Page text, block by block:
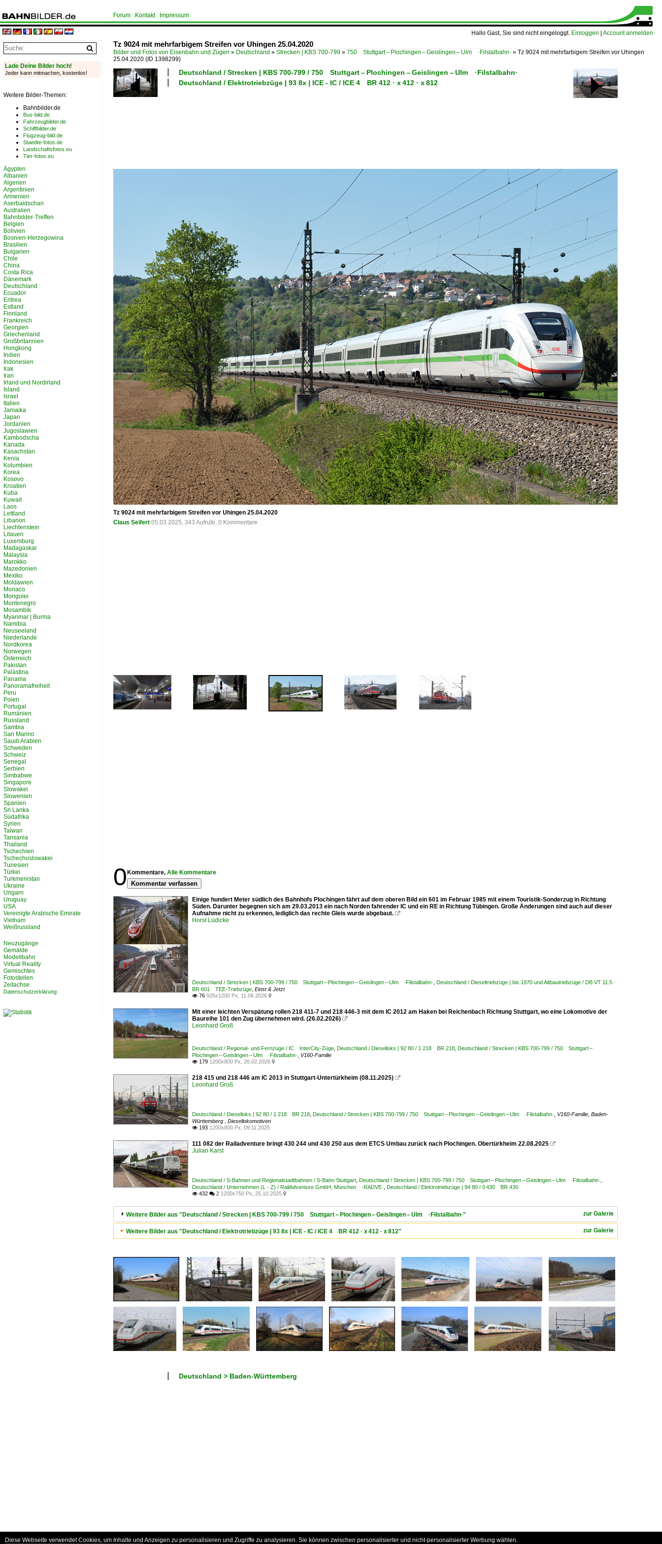
Hallo Gast, Sie sind nicht eingeloggt. Einloggen Account anmelden
Forum Kontakt Impressum
Tz 9024 mit mehrfarbigem Streifen vor Uhingen 25.04.2020
Bilder und Fotos von Eisenbahn und Zügen » Deutschland » Strecken | KBS 700-799 » 750 Stuttgart – Plochingen – Geislingen – Ulm ·Filstalbahn· » Tz 9024 mit mehrfarbigem Streifen vor Uhingen
25.04.2020 (ID 1398299)
Deutschland / Strecken | KBS 700-799 / 750 Stuttgart – Plochingen – Geislingen – Ulm ·Filstalbahn·
Deutschland / Elektrotriebzüge | 93 8x | ICE - IC / ICE 4 BR 412 · x 412 · x 812
Tz 9024 mit mehrfarbigem Streifen vor Uhingen 25.04.2020
Claus Seifert 05.03.2025, 343 Aufrufe, 0 Kommentare
0 Kommentare, Alle Kommentare
Kommentar verfassen
Einige hundert Meter südlich des Bahnhofs Plochingen fährt auf dem oberen Bild ein 601 im Februar 1985 mit einem Touristik-Sonderzug in Richtung
Süden. Darunter begegnen sich am 29.03.2013 ein nach Norden fahrender IC und ein RE in Richtung Tübingen. Große Änderungen sind auch auf dieser
Aufnahme nicht zu erkennen, lediglich das rechte Gleis wurde abgebaut. 
Horst Lüdicke
Deutschland / Strecken | KBS 700-799 / 750 Stuttgart – Plochingen – Geislingen – Ulm ·Filstalbahn· Deutschland / Dieseltriebzüge | bis 1970 und Altbautriebzüge / DB VT 11.5 ·
BR 601 TEE-Triebzüge Einst & Jetzt
 76 926x1200 Px, 11.06.2026 
Mit einer leichten Verspätung rollen 218 411-7 und 218 446-3 mit dem IC 2012 am Haken bei Reichenbach Richtung Stuttgart, wo eine Lokomotive der
Baureihe 101 den Zug übernehmen wird. (26.02.2026) 
Leonhard Groß
Deutschland / Regional- und Fernzüge / IC InterCity-Züge Deutschland / Dieselloks | 92 80 / 1 218 BR 218 Deutschland / Strecken | KBS 700-799 / 750 Stuttgart –
Plochingen – Geislingen – Ulm ·Filstalbahn·
V160-Familie
 179 1200x800 Px, 26.02.2026 
218 415 und 218 446 am IC 2013 in Stuttgart-Untertürkheim (08.11.2025) 
Leonhard Groß
Deutschland / Dieselloks | 92 80 / 1 218 BR 218 Deutschland / Strecken | KBS 700-799 / 750 Stuttgart – Plochingen – Geislingen – Ulm ·Filstalbahn· V160-Familie Baden-
Württemberg
Diesellokomotiven
 193 1200x800 Px, 09.11.2025
111 082 der Railadventure bringt 430 244 und 430 250 aus dem ETCS Umbau zurück nach Plochingen. Obertürkheim 22.08.2025 
Julian Karst
Deutschland / S-Bahnen und Regionalstadtbahnen / S-Bahn Stuttgart Deutschland / Strecken | KBS 700-799 / 750 Stuttgart – Plochingen – Geislingen – Ulm ·Filstalbahn·
Deutschland / Unternehmen (L - Z) / RailAdventure GmbH, München ·RADVE· Deutschland / Elektrotriebzüge | 94 80 / 0 430 BR 430
 432  2 1200x750 Px, 25.10.2025 
zur Galerie
Weitere Bilder aus "Deutschland / Strecken | KBS 700-799 / 750 Stuttgart – Plochingen – Geislingen – Ulm ·Filstalbahn·"
zur Galerie
Weitere Bilder aus "Deutschland / Elektrotriebzüge | 93 8x | ICE - IC / ICE 4 BR 412 · x 412 · x 812"
Deutschland > Baden-Württemberg
Lade Deine Bilder hoch!
Jeder kann mitmachen, kostenlos!
Weitere Bilder-Themen:
Bahnbilder.de
Bus-bild.de
Fahrzeugbilder.de
Schiffbilder.de
Flugzeug-bild.de
Staedte-fotos.de
Landschaftsfotos.eu
Tier-fotos.eu
Ägypten
Albanien
Algerien
Argentinien
Armenien
Aserbaidschan
Australien
Bahnbilder-Treffen
Belgien
Bolivien
Bosnien-Herzegowina
Brasilien
Bulgarien
Chile
China
Costa Rica
Dänemark
Deutschland
Ecuador
Eritrea
Estland
Finnland
Frankreich
Georgien
Griechenland
Großbritannien
Hongkong
Indien
Indonesien
Irak
Iran
Irland und Nordirland
Island
Israel
Italien
Jamaika
Japan
Jordanien
Jugoslawien
Kambodscha
Kanada
Kasachstan
Kenia
Kolumbien
Korea
Kosovo
Kroatien
Kuba
Kuwait
Laos
Lettland
Libanon
Liechtenstein
Litauen
Luxemburg
Madagaskar
Malaysia
Marokko
Mazedonien
Mexiko
Moldawien
Monaco
Mongolei
Montenegro
Mosambik
Myanmar | Burma
Namibia
Neuseeland
Niederlande
Nordkorea
Norwegen
Österreich
Pakistan
Palästina
Panama
Panoramafreiheit
Peru
Polen
Portugal
Rumänien
Russland
Sambia
San Marino
Saudi Arabien
Schweden
Schweiz
Senegal
Serbien
Simbabwe
Singapore
Slowakei
Slowenien
Spanien
Sri Lanka
Südafrika
Syrien
Taiwan
Tansania
Thailand
Tschechien
Tschechoslowakei
Tunesien
Türkei
Turkmenistan
Ukraine
Ungarn
Uruguay
USA
Vereinigte Arabische Emirate
Vietnam
Weißrussland
Neuzugänge
Gemälde
Modellbahn
Virtual Reality
Gemischtes
Fotostellen
Zeitachse
Datenschutzerklärung
Diese Webseite verwendet Cookies, um Inhalte und Anzeigen zu personalisieren und Zugriffe zu analysieren. Sie können zwischen personalisierter und nicht-personalisierter Werbung wählen.